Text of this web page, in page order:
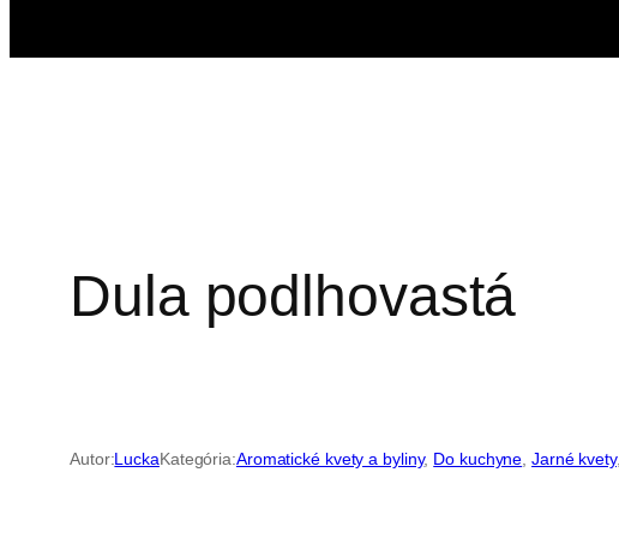
Dula podlhovastá
Autor:LuckaKategória:Aromatické kvety a byliny, Do kuchyne , Jarné kvety,